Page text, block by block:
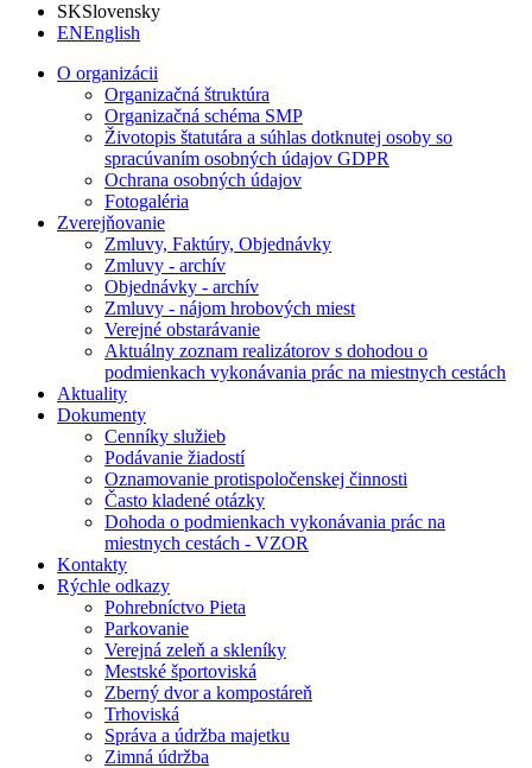
SKSlovensky
ENEnglish
O organizácii
Organizačná štruktúra
Organizačná schéma SMP
Životopis štatutára a súhlas dotknutej osoby so
spracúvaním osobných údajov GDPR
Ochrana osobných údajov
Fotogaléria
Zverejňovanie
Zmluvy, Faktúry, Objednávky
Zmluvy - archív
Objednávky - archív
Zmluvy - nájom hrobových miest
Verejné obstarávanie
Aktuálny zoznam realizátorov s dohodou o
podmienkach vykonávania prác na miestnych cestách
Aktuality
Dokumenty
Cenníky služieb
Podávanie žiadostí
Oznamovanie protispoločenskej činnosti
Často kladené otázky
Dohoda o podmienkach vykonávania prác na
miestnych cestách - VZOR
Kontakty
Rýchle odkazy
Pohrebníctvo Pieta
Parkovanie
Verejná zeleň a skleníky
Mestské športoviská
Zberný dvor a kompostáreň
Trhoviská
Správa a údržba majetku
Zimná údržba